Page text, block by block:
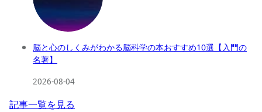
脳と心のしくみがわかる脳科学の本おすすめ10選【入門の
名著】
2026-08-04
記事一覧を見る